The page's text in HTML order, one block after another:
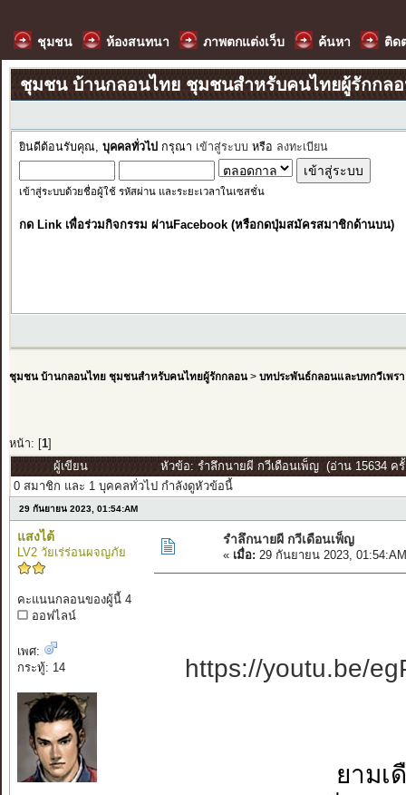
ชุมชน ห้องสนทนา ภาพตกแต่งเว็บ ค้นหา ติด
ชุมชน บ้านกลอนไทย ชุมชนสำหรับคนไทยผู้รักกล
ยินดีต้อนรับคุณ, บุคคลทั่วไป กรุณา เข้าสู่ระบบ หรือ ลงทะเบียน
เข้าสู่ระบบด้วยชื่อผู้ใช้ รหัสผ่าน และระยะเวลาในเซสชั่น
กด Link เพื่อร่วมกิจกรรม ผ่านFacebook (หรือกดปุ่มสมัครสมาชิกด้านบน)
ชุมชน บ้านกลอนไทย ชุมชนสำหรับคนไทยผู้รักกลอน> บทประพันธ์กลอนและบทกวีเพรา
หน้า: [ 1]
ผู้เขียน
หัวข้อ: รำลึกนายผี กวีเดือนเพ็ญ (อ่าน 15634 ครั้
0 สมาชิก และ 1 บุคคลทั่วไป กำลังดูหัวข้อนี้
29 กันยายน 2023, 01:54:AM
แสงไต้
LV2 วัยเร่ร่อนผจญภัย
คะแนนกลอนของผู้นี้ 4
ออฟไลน์
เพศ:
กระทู้: 14
รำลึกนายผี กวีเดือนเพ็ญ
« เมื่อ: 29 กันยายน 2023,
https://youtu.be/
ยามเ